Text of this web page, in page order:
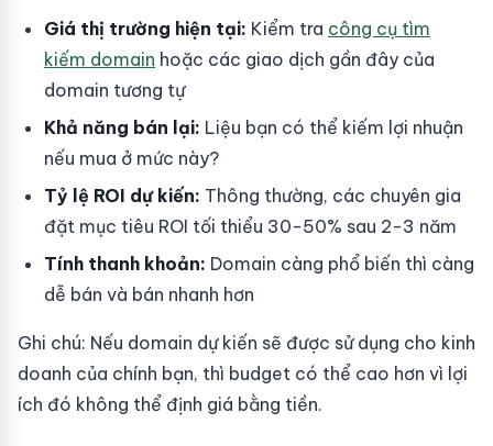
Giá thị trường hiện tại: Kiểm tra công cụ tìm
kiếm domain hoặc các giao dịch gần đây của
domain tương tự
Khả năng bán lại: Liệu bạn có thể kiếm lợi nhuận
nếu mua ở mức này?
Tỷ lệ ROI dự kiến: Thông thường, các chuyên gia
đặt mục tiêu ROI tối thiểu 30-50% sau 2-3 năm
Tính thanh khoản: Domain càng phổ biến thì càng
dễ bán và bán nhanh hơn
Ghi chú: Nếu domain dự kiến sẽ được sử dụng cho kinh
doanh của chính bạn, thì budget có thể cao hơn vì lợi
ích đó không thể định giá bằng tiền.